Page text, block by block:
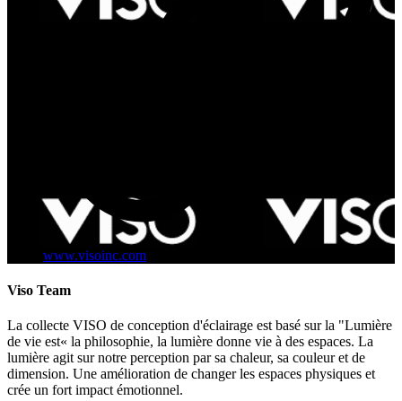
www.visoinc.com
Viso Team
La collecte VISO de conception d'éclairage est basé sur la "Lumière
de vie est« la philosophie, la lumière donne vie à des espaces. La
lumière agit sur notre perception par sa chaleur, sa couleur et de
dimension. Une amélioration de changer les espaces physiques et
crée un fort impact émotionnel.